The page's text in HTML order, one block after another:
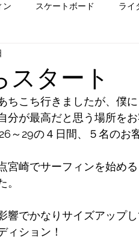
ン スケートボード ライ
スタート
ちこち行きましたが、僕
分が最高だと思う場所を
～29の４日間、５名のお
宮崎でサーフィンを始め
響でかなりサイズアップ
ィション！